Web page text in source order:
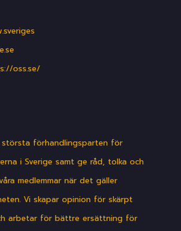
oss.se/
förhandlingsparten för
i Sverige samt ge råd, tolka och
medlemmar när det gäller
Vi skapar opinion för skärpt
arbetar för bättre ersättning för